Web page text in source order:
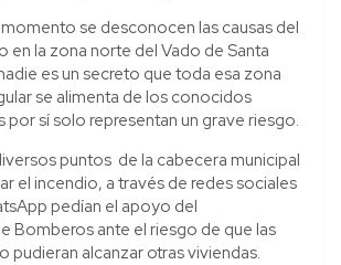
se desconocen las causas del
en la zona norte del Vado de Santa
es un secreto que toda esa zona
se alimenta de los conocidos
por sí solo representan un grave riesgo.
puntos de la cabecera municipal
el incendio, a través de redes sociales
pedían el apoyo del
Bomberos ante el riesgo de que las
pudieran alcanzar otras viviendas.